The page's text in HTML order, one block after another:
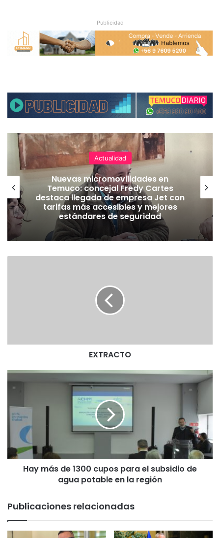
Publicidad
Actualidad
Nuevas micromovilidades en
Temuco: concejal Fredy Cartes
destaca llegada de empresa Jet con
tarifas más accesibles y mejores
estándares de seguridad
EXTRACTO
H
m
e
1
u
p
o
Hay más de 1300 cupos para el subsidio de
agua potable en la región
Publicaciones relacionadas